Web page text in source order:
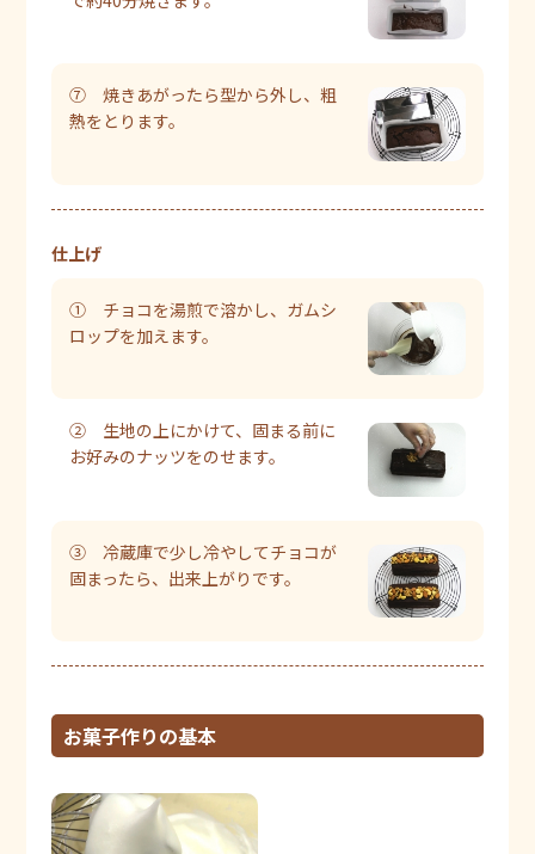
⑦ 焼きあがったら型から外し、粗
熱をとります。
仕上げ
① チョコを湯煎で溶かし、ガムシ
ロップを加えます。
② 生地の上にかけて、固まる前に
お好みのナッツをのせます。
③ 冷蔵庫で少し冷やしてチョコが
固まったら、出来上がりです。
お菓子作りの基本